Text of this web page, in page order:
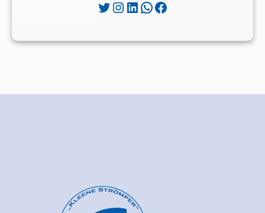
Twitter Instagram LinkedIn WhatsApp Facebook